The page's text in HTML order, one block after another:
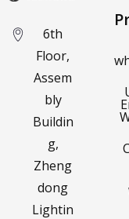
6th
Floor,
Assem
bly
Buildin
g,
Zheng
dong
Lightin